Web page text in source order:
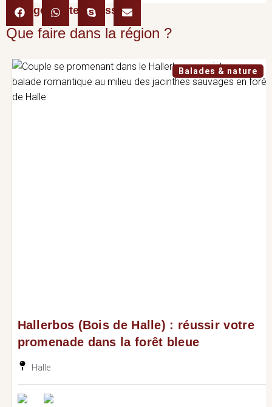
Partager cette adresse :
Que faire dans la région ?
Balades & nature
Hallerbos (Bois de Halle) : réussir votre
promenade dans la forêt bleue
Halle